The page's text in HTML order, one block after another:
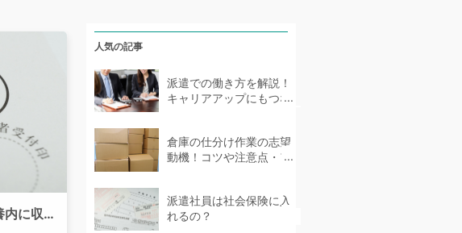
派遣で扶養内で働きたい！扶養内に収まるのは年収いくらまで？
人気の記事
派遣での働き方を解説！
キャリアアップにもつな
倉庫の仕分け作業の志望
動機！コツや注意点・ア
派遣社員は社会保険に入
れるの？